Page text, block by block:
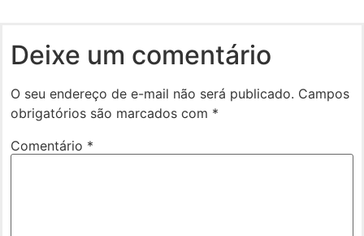
Deixe um comentário
O seu endereço de e-mail não será publicado. Campos
obrigatórios são marcados com *
Comentário *